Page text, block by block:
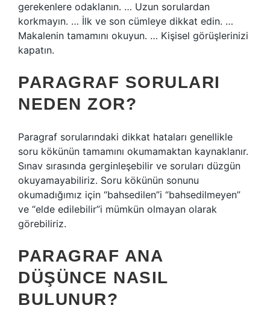
gerekenlere odaklanın. … Uzun sorulardan
korkmayın. … İlk ve son cümleye dikkat edin. …
Makalenin tamamını okuyun. … Kişisel görüşlerinizi
kapatın.
PARAGRAF SORULARI
NEDEN ZOR?
Paragraf sorularındaki dikkat hataları genellikle
soru kökünün tamamını okumamaktan kaynaklanır.
Sınav sırasında gerginleşebilir ve soruları düzgün
okuyamayabiliriz. Soru kökünün sonunu
okumadığımız için “bahsedilen”i “bahsedilmeyen”
ve “elde edilebilir”i mümkün olmayan olarak
görebiliriz.
PARAGRAF ANA
DÜŞÜNCE NASIL
BULUNUR?